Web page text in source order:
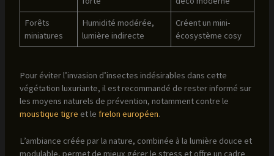
Forêts
miniatures
Humidité modérée,
lumière indirecte
Créent un mini-
écosystème cosy
Pour éviter l’invasion d’insectes indésirables dans cette
végétation luxuriante, il est recommandé de rester informé sur
les moyens naturels de prévention, notamment contre le
moustique tigre et le frelon européen.
L’ambiance créée par la nature, combinée à la lumière douce et